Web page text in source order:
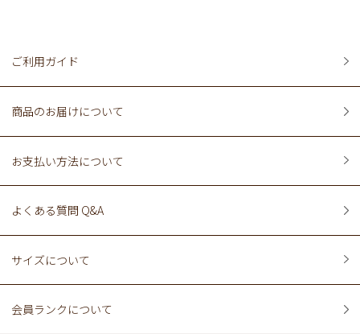
ご利用ガイド
商品のお届けについて
お支払い方法について
よくある質問 Q&A
サイズについて
会員ランクについて